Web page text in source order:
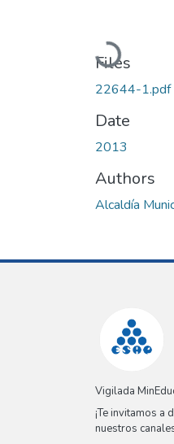
Loading...
Files
22644-1.pdf
Date
2013
Authors
Alcaldía
Vigilada
¡Te invitamos a
nuestros